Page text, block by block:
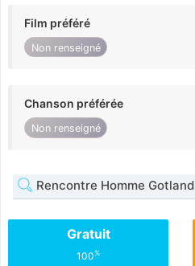
Film préféré
Non renseigné
Chanson préférée
Non renseigné
Rencontre Homme Gotland
Gratuit
100%